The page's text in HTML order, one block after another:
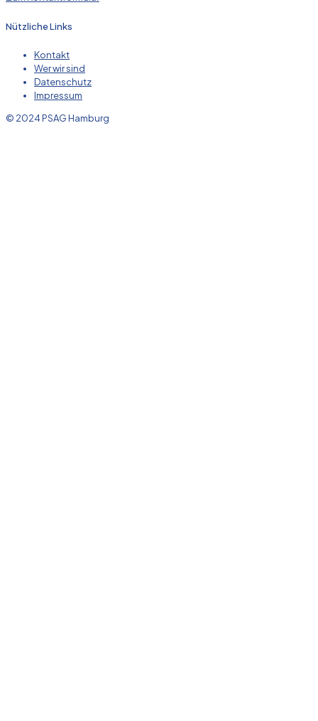
Nützliche Links
Kontakt
Wer wir sind
Datenschutz
Impressum
© 2024 PSAG Hamburg